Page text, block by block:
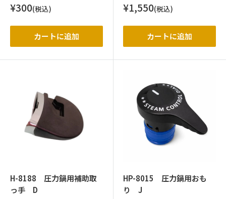
販
売
価
¥300(税込)
カートに追加
販
売
価
¥1,550(税込)
カートに追加
H-8188 圧力鍋用補助取
っ手 D
HP-8015 圧力鍋用おも
り J